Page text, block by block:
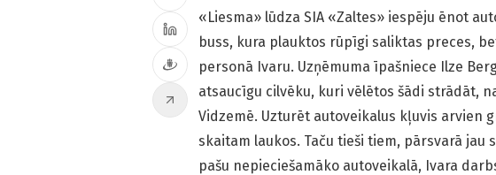
«Liesma» lūdza SIA «Zaltes» iespēju ēnot
buss, kura plauktos rūpīgi saliktas preces,
personā Ivaru. Uzņēmuma īpašniece Ilze
atsaucīgu cilvēku, kuri vēlētos šādi strādāt,
Vidzemē. Uzturēt autoveikalus kļuvis
skaitam laukos. Taču tieši tiem, pārsvarā
pašu nepieciešamāko autoveikalā, Ivara